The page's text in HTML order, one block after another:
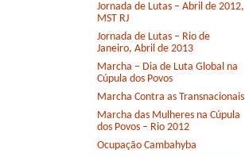
Jornada de Lutas – Abril de 2012,
MST RJ
Jornada de Lutas – Rio de
Janeiro, Abril de 2013
Marcha – Dia de Luta Global na
Cúpula dos Povos
Marcha Contra as Transnacionais
Marcha das Mulheres na Cúpula
dos Povos – Rio 2012
Ocupação Cambahyba